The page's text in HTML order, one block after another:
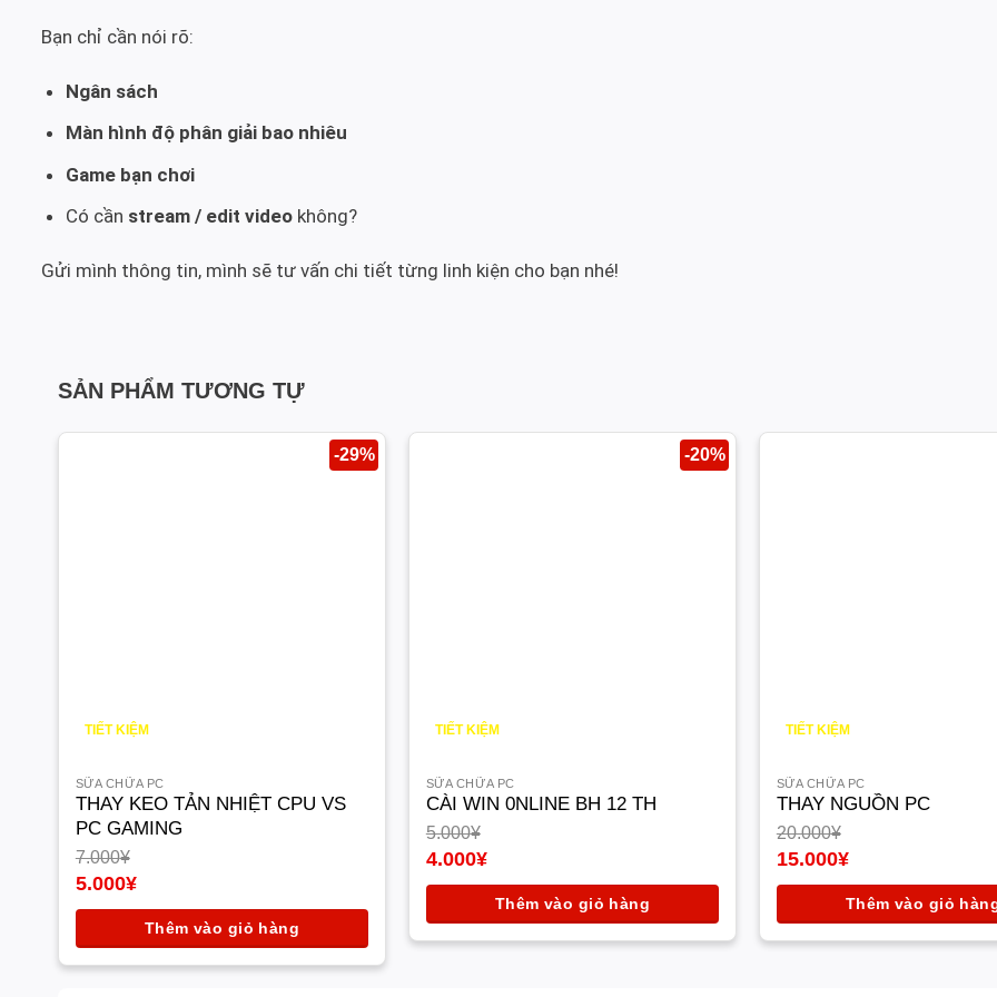
Bạn chỉ cần nói rõ:
Ngân sách
Màn hình độ phân giải bao nhiêu
Game bạn chơi
Có cần stream / edit video không?
Gửi mình thông tin, mình sẽ tư vấn chi tiết từng linh kiện cho bạn nhé!
SẢN PHẨM TƯƠNG TỰ
-29%
TIẾT KIỆM
SỮA CHỮA PC
THAY KEO TẢN NHIỆT CPU VS
PC GAMING
7.000¥
Giá
7.000¥.
5.000¥
tại
là:
Thêm vào giỏ hàng
-20%
TIẾT KIỆM
SỮA CHỮA PC
CÀI WIN 0NLINE BH 12 TH
5.000¥
Giá
5.000¥.
4.000¥
tại
là:
Thêm vào giỏ hàng
TIẾT KIỆM
SỮA CHỮA PC
THAY NGUỒN PC
20.000¥
Giá
20.000¥.
15.000¥
tại
là:
Thêm vào giỏ